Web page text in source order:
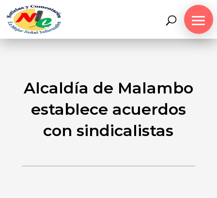
Alcaldía de Malambo
establece acuerdos
con sindicalistas